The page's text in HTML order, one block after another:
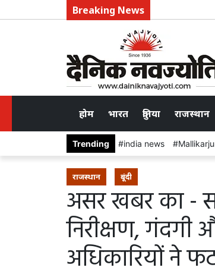
Breaking News
होम भारत दुनिया राजस्थान
Trending india news
राजस्थान बूंदी
असर खबर का -
निरीक्षण, गंदगी
अधिकारियों ने